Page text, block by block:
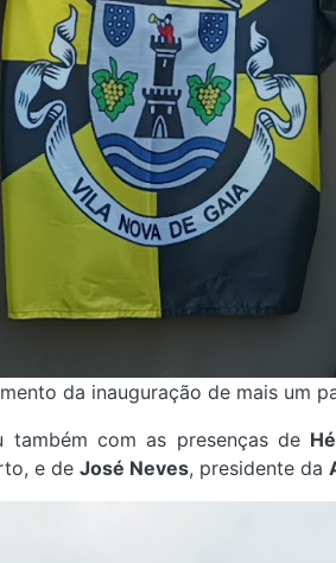
da inauguração de mais um
também com as presenças de
e de José Neves, presidente da